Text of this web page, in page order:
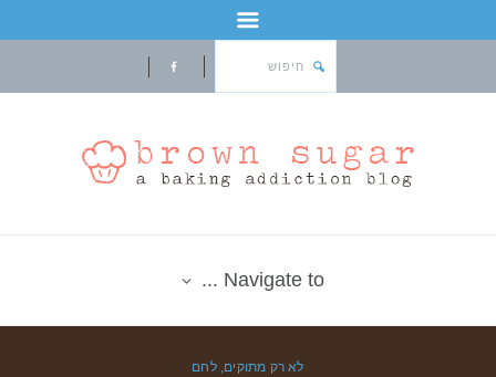
Navigate to ...
לא רק מתוקים ,לחם